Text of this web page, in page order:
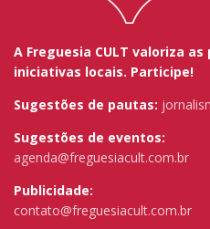
A Freguesia CULT valoriza
iniciativas locais. Participe!
Sugestões de pautas:
Sugestões de eventos:
agenda@freguesiacult.com.br
Publicidade:
contato@freguesiacult.com.br